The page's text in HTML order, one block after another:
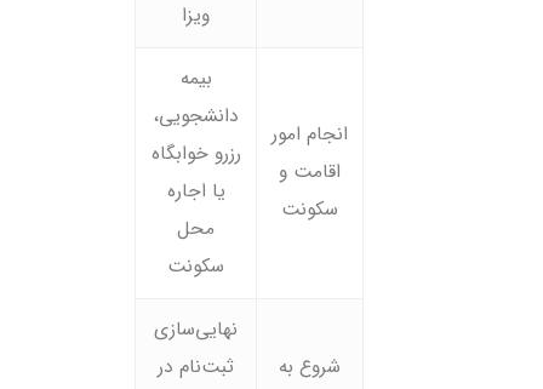
ویزا
انجام امور
اقامت و
سکونت
بیمه
دانشجویی،
رزرو خوابگاه
یا اجاره
محل
سکونت
شروع به
نهایی‌سازی
ثبت‌نام در